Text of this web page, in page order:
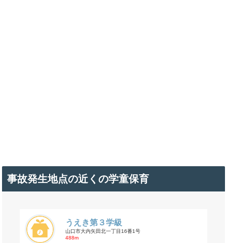
事故発生地点の近くの学童保育
うえき第３学級
山口市大内矢田北一丁目16番1号
488m